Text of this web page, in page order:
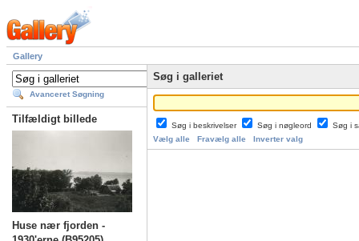
Gallery
Avanceret Søgning
Tilfældigt billede
Huse nær fjorden -
Søg i galleriet
Søg i beskrivelser Søg i nøgleord
Søg i
Vælg alle
Fravælg alle Inverter valg